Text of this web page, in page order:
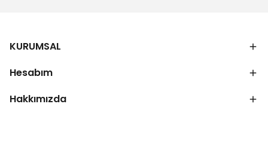
KURUMSAL
Hesabım
Hakkımızda